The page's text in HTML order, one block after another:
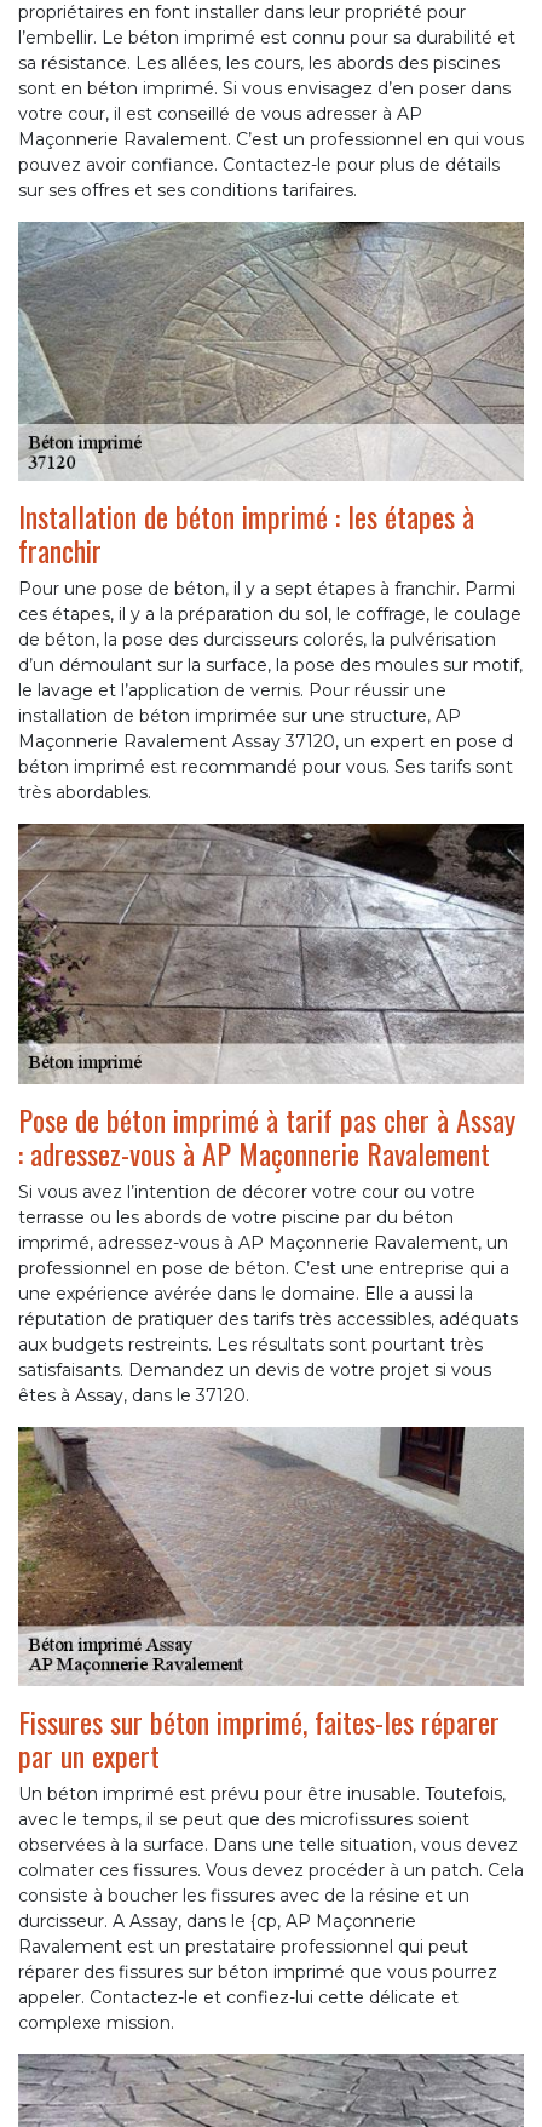
propriétaires en font installer dans leur propriété pour
l’embellir. Le béton imprimé est connu pour sa durabilité et
sa résistance. Les allées, les cours, les abords des piscines
sont en béton imprimé. Si vous envisagez d’en poser dans
votre cour, il est conseillé de vous adresser à AP
Maçonnerie Ravalement. C’est un professionnel en qui vous
pouvez avoir confiance. Contactez-le pour plus de détails
sur ses offres et ses conditions tarifaires.
Installation de béton imprimé : les étapes à
franchir
Pour une pose de béton, il y a sept étapes à franchir. Parmi
ces étapes, il y a la préparation du sol, le coffrage, le coulage
de béton, la pose des durcisseurs colorés, la pulvérisation
d’un démoulant sur la surface, la pose des moules sur motif,
le lavage et l’application de vernis. Pour réussir une
installation de béton imprimée sur une structure, AP
Maçonnerie Ravalement Assay 37120, un expert en pose d
béton imprimé est recommandé pour vous. Ses tarifs sont
très abordables.
Pose de béton imprimé à tarif pas cher à Assay
: adressez-vous à AP Maçonnerie Ravalement
Si vous avez l’intention de décorer votre cour ou votre
terrasse ou les abords de votre piscine par du béton
imprimé, adressez-vous à AP Maçonnerie Ravalement, un
professionnel en pose de béton. C’est une entreprise qui a
une expérience avérée dans le domaine. Elle a aussi la
réputation de pratiquer des tarifs très accessibles, adéquats
aux budgets restreints. Les résultats sont pourtant très
satisfaisants. Demandez un devis de votre projet si vous
êtes à Assay, dans le 37120.
Fissures sur béton imprimé, faites-les réparer
par un expert
Un béton imprimé est prévu pour être inusable. Toutefois,
avec le temps, il se peut que des microfissures soient
observées à la surface. Dans une telle situation, vous devez
colmater ces fissures. Vous devez procéder à un patch. Cela
consiste à boucher les fissures avec de la résine et un
durcisseur. A Assay, dans le {cp, AP Maçonnerie
Ravalement est un prestataire professionnel qui peut
réparer des fissures sur béton imprimé que vous pourrez
appeler. Contactez-le et confiez-lui cette délicate et
complexe mission.